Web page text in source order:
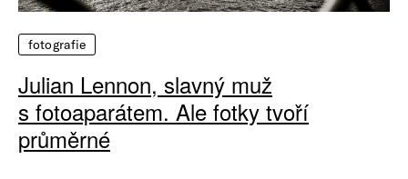
fotografie
Julian Lennon, slavný muž
s fotoaparátem. Ale fotky tvoří
průměrné